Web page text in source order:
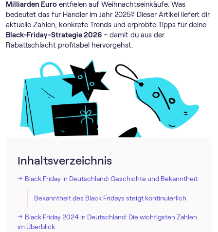
Milliarden Euro entfielen auf Weihnachtseinkäufe. Was
bedeutet das für Händler im Jahr 2025? Dieser Artikel liefert dir
aktuelle Zahlen, konkrete Trends und erprobte Tipps für deine
Black-Friday-Strategie 2026 – damit du aus der
Rabattschlacht profitabel hervorgehst.
Inhaltsverzeichnis
Black Friday in Deutschland: Geschichte und Bekanntheit
Bekanntheit des Black Fridays steigt kontinuierlich
Black Friday 2024 in Deutschland: Die wichtigsten Zahlen
im Überblick